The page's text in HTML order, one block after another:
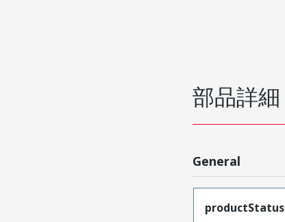
部品詳細
General
productStatus